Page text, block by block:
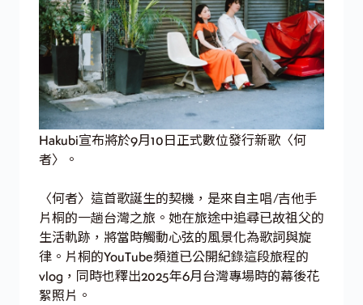
Hakubi宣布將於9月10日正式數位發行新歌〈何
者〉。
〈何者〉這首歌誕生的契機，是來自主唱/吉他手
片桐的一趟台灣之旅。她在旅途中追尋已故祖父的
生活軌跡，將當時觸動心弦的風景化為歌詞與旋
律。片桐的YouTube頻道已公開紀錄這段旅程的
vlog，同時也釋出2025年6月台灣專場時的幕後花
絮照片。